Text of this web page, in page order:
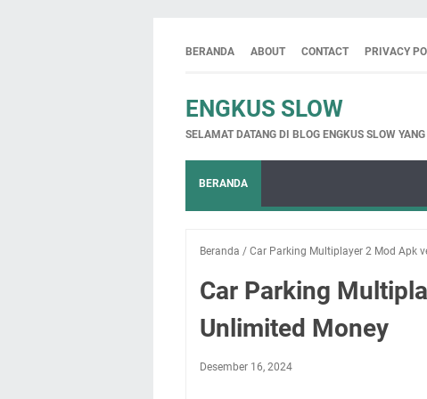
BERANDA ABOUT CONTACT PRIVACY
ENGKUS SLOW
SELAMAT DATANG DI BLOG ENGKUS SLOW
BERANDA
Beranda / Car Parking Multiplayer 2 Mod Apk
Car Parking
Unlimited Money
Desember 16, 2024